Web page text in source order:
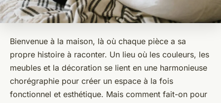
Bienvenue à la maison, là où chaque pièce a sa
propre histoire à raconter. Un lieu où les couleurs, les
meubles et la décoration se lient en une harmonieuse
chorégraphie pour créer un espace à la fois
fonctionnel et esthétique. Mais comment fait-on pour